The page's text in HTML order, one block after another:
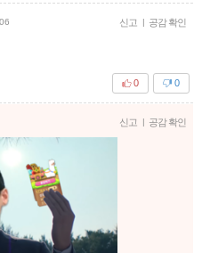
신고 | 공감 확인
0
0
신고 | 공감 확인